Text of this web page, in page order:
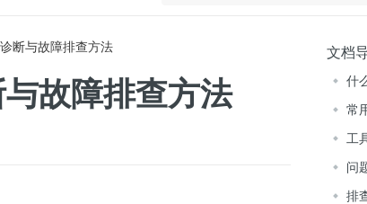
断与故障排查方法
故障排查方法
文档
什
常
工
问
排